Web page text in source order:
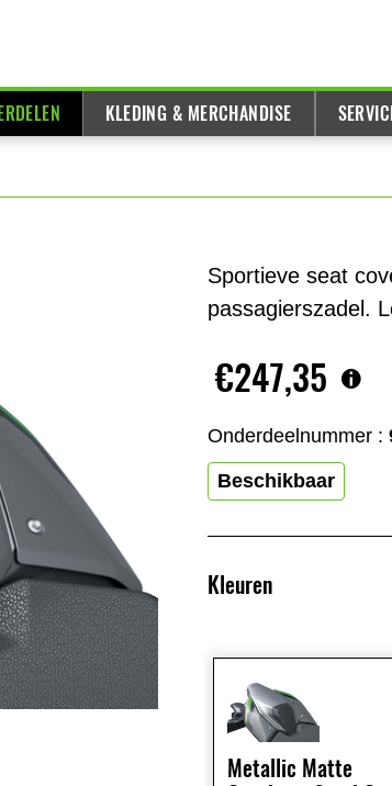
KLEDING & MERCHANDISE
Sportieve seat
passagierszadel.
€247,35
Onderdeelnummer :
Beschikbaar
Kleuren
Metallic Matte